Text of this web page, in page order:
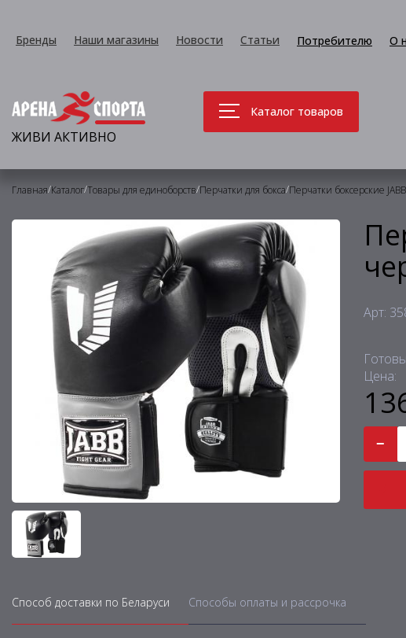
Бренды Наши магазины Новости Статьи Потребителю О
ЖИВИ АКТИВНО
Каталог товаров
Главная/Каталог/Товары для единоборств/Перчатки для бокса/Перчатки боксерские JABB
Арт:
Цена:
−
Способ доставки по Беларуси Способы оплаты и рассрочка